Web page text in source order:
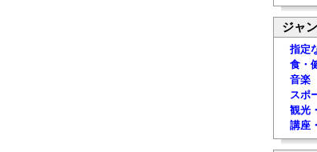
ジャ
指定
食・
音楽
スポ
観光
講座